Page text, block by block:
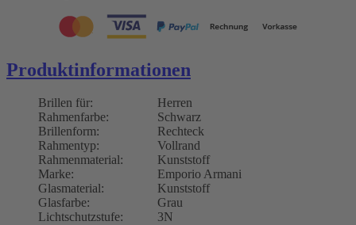
Produktinformationen
Brillen für:
Herren
Rahmenfarbe:
Schwarz
Brillenform:
Rechteck
Rahmentyp:
Vollrand
Rahmenmaterial:
Kunststoff
Marke:
Emporio Armani
Glasmaterial:
Kunststoff
Glasfarbe:
Grau
Lichtschutzstufe:
3N